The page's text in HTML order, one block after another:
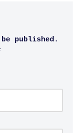
published.